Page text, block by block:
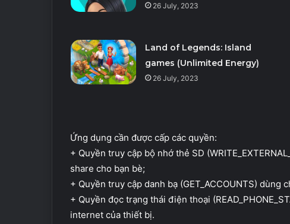
26 July, 2023
Land of Legends: Island
games (Unlimited Energy)
26 July, 2023
Ứng dụng cần được cấp các quyền:
+ Quyền truy cập bộ nhớ thẻ SD
share cho bạn bè;
+ Quyền truy cập danh bạ (GET_ACCOUNTS)
+ Quyền đọc trạng thái điện thoại
internet của thiết bị.